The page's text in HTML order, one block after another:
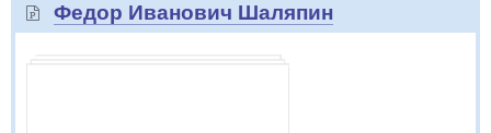
Федор Иванович Шаляпин